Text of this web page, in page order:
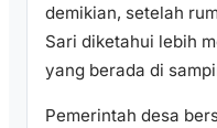
demikian, setelah
Sari diketahui lebih
yang berada di
Pemerintah desa